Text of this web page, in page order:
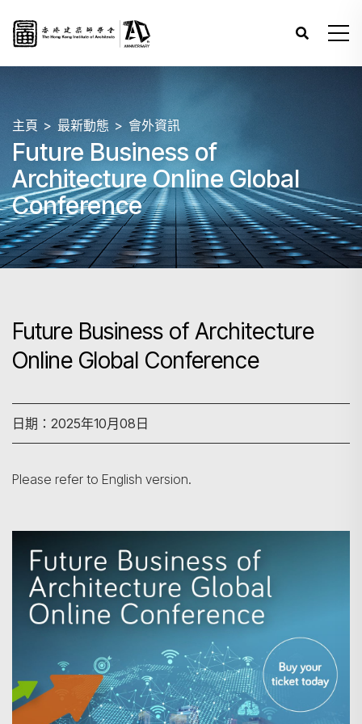
主頁 最新動態 會外資訊
Future Business of
Architecture Online Global
Conference
Future Business of Architecture
Online Global Conference
日期：2025年10月08日
Please refer to English version.